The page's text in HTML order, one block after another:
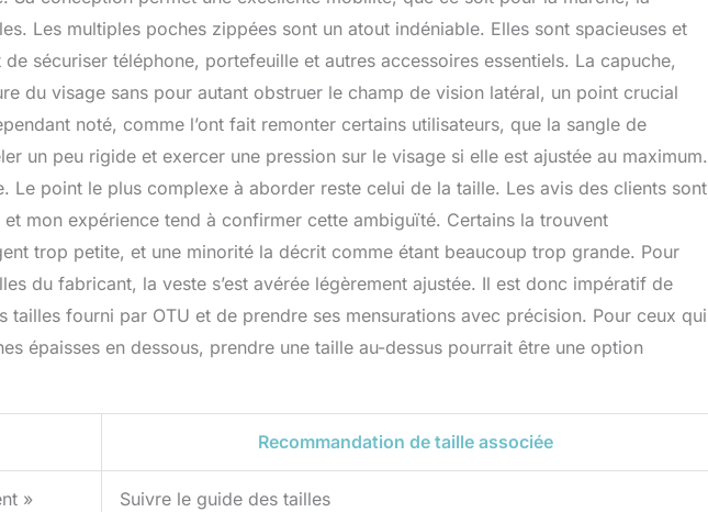
Les multiples poches zippées sont un atout indéniable. Elles sont spacieuses et
sécuriser téléphone, portefeuille et autres accessoires essentiels. La capuche,
du visage sans pour autant obstruer le champ de vision latéral, un point crucial
noté, comme l’ont fait remonter certains utilisateurs, que la sangle de
un peu rigide et exercer une pression sur le visage si elle est ajustée au maximum.
Le point le plus complexe à aborder reste celui de la taille. Les avis des clients sont
mon expérience tend à confirmer cette ambiguïté. Certains la trouvent
trop petite, et une minorité la décrit comme étant beaucoup trop grande. Pour
du fabricant, la veste s’est avérée légèrement ajustée. Il est donc impératif de
tailles fourni par OTU et de prendre ses mensurations avec précision. Pour ceux qui
épaisses en dessous, prendre une taille au-dessus pourrait être une option
Recommandation de taille associée
» Suivre le guide des tailles